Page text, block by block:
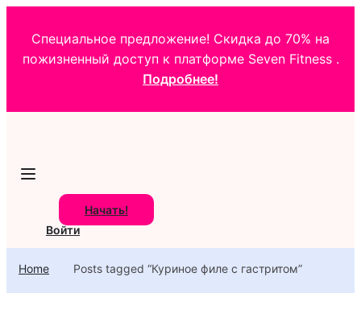
Специальное предложение! Скидка до 70% на
пожизненный доступ к платформе Seven Fitness .
Подробнее!
Начать!
Войти
Home Posts tagged “Куриное филе с гастритом”